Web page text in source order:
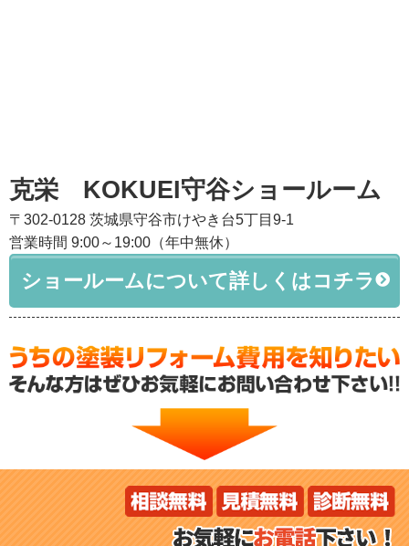
克栄 KOKUEI守谷ショールーム
〒302-0128 茨城県守谷市けやき台5丁目9-1
営業時間 9:00～19:00（年中無休）
ショールームについて詳しくはコチラ